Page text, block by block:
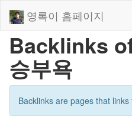
영록이 홈페이지
Backlinks of
승부욕
Backlinks are pages that